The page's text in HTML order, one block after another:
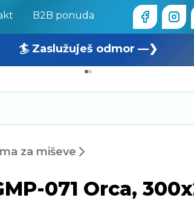
B2B ponuda
🏄 Zaslužuješ odmor —❯
TOTALNA RASPRODAJA
za miševe
071 Orca,